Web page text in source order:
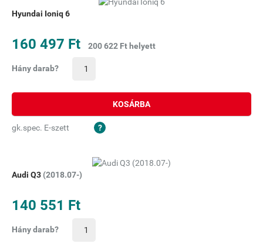
Hyundai Ioniq 6
160 497 Ft 200 622 Ft helyett
Hány darab?
KOSÁRBA
gk.spec. E-szett
Audi Q3 (2018.07-)
140 551 Ft
Hány darab?